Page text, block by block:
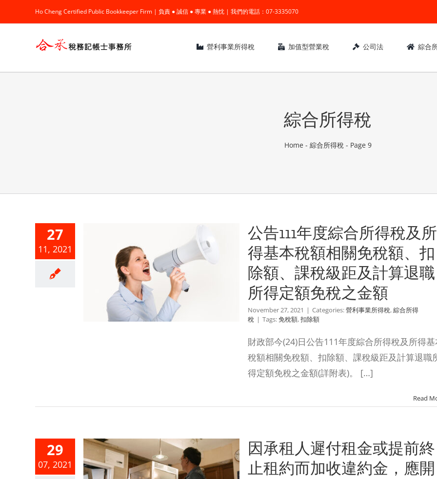
to
Ho Cheng Certified Public Bookkeeper Firm | 負責 ● 誠信 ● 專業 ● 熱忱 | 我們的電話：07-3335070
營利事業所得稅 加值型營業稅 公司法 綜合
綜合所得稅
Home - 綜合所得稅- Page 9
27
11, 2021
綜合所得
本稅額相
扣除額、
公告111年度綜合所得稅及所
得基本稅額相關免稅額、扣
除額、課稅級距及計算退職
所得定額免稅之金額
November 27, 2021 | Categories:營利事業所得稅,綜合所得
稅 | Tags:免稅額,扣除額
財政部今(24)日公告111年度綜合所得稅及所得基
稅額相關免稅額、扣除額、課稅級距及計算退職
得定額免稅之金額(詳附表)。 […]
Read
29
07, 2021
付租金或
因承租人遲付租金或提前終
止租約而加收違約金，應開